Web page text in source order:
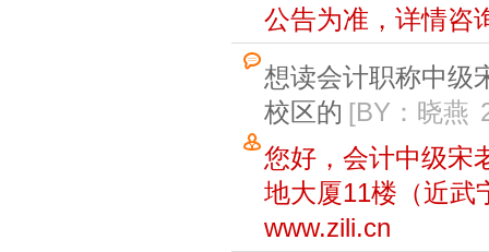
公告为准，详情咨
想读会计职称中级
校区的 [BY：晓燕
您好，会计中级宋
地大厦11楼（近武
www.zili.cn